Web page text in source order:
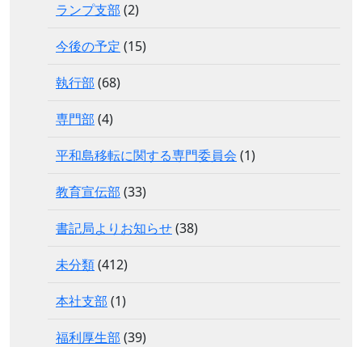
ランプ支部 (2)
今後の予定 (15)
執行部 (68)
専門部 (4)
平和島移転に関する専門委員会 (1)
教育宣伝部 (33)
書記局よりお知らせ(38)
未分類(412)
本社支部 (1)
福利厚生部 (39)